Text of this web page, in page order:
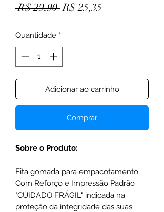
R$ 29,90 Preço normal
R$ 25,35
Quantidade *
Adicionar ao carrinho
Comprar
Sobre o Produto:
Fita gomada para empacotamento
Com Reforço e Impressão Padrão
"CUIDADO FRÁGIL" indicada na
proteção da integridade das suas